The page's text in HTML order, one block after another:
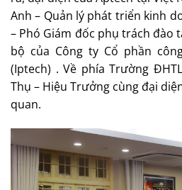
Anh – Quản lý phát triển kinh
– Phó Giám đốc phụ trách đào
bộ của Công ty Cổ phần
(Iptech) . Về phía Trường
Thụ – Hiệu Trưởng cùng đại
quan.